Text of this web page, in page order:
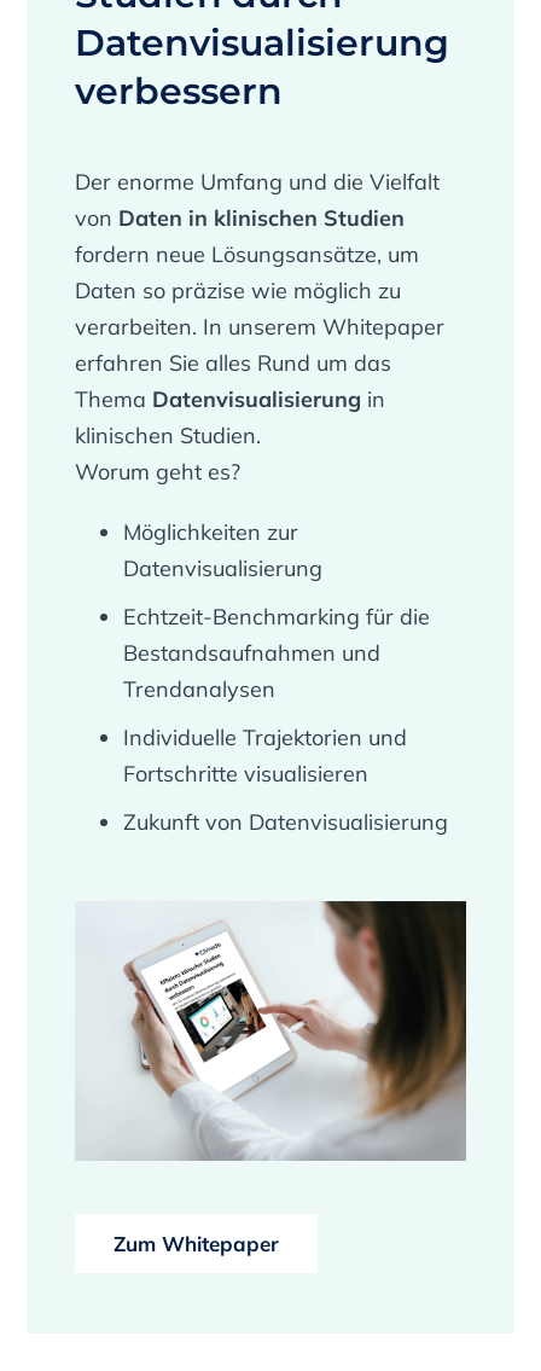
Datenvisualisierung
verbessern
Der enorme Umfang und die Vielfalt
von Daten in klinischen Studien
fordern neue Lösungsansätze, um
Daten so präzise wie möglich zu
verarbeiten. In unserem Whitepaper
erfahren Sie alles Rund um das
Thema Datenvisualisierung in
klinischen Studien.
Worum geht es?
Möglichkeiten zur
Datenvisualisierung
Echtzeit-Benchmarking für die
Bestandsaufnahmen und
Trendanalysen
Individuelle Trajektorien und
Fortschritte visualisieren
Zukunft von Datenvisualisierung
Zum Whitepaper